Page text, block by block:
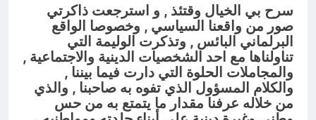
سرح بي الخيال وقتئذ , و استرجعت ذاكرتي
صور من واقعنا السياسي , وخصوصا الواقع
البرلماني البائس , وتذكرت الوليمة التي
تناولناها مع احد الشخصيات الدينية والاجتماعية ,
والمجاملات الحلوة التي دارت فيما بيننا ,
والكلام المسؤول الذي تفوه به صاحبنا , والذي
من خلاله عرفنا مقدار ما يتمتع به من حس